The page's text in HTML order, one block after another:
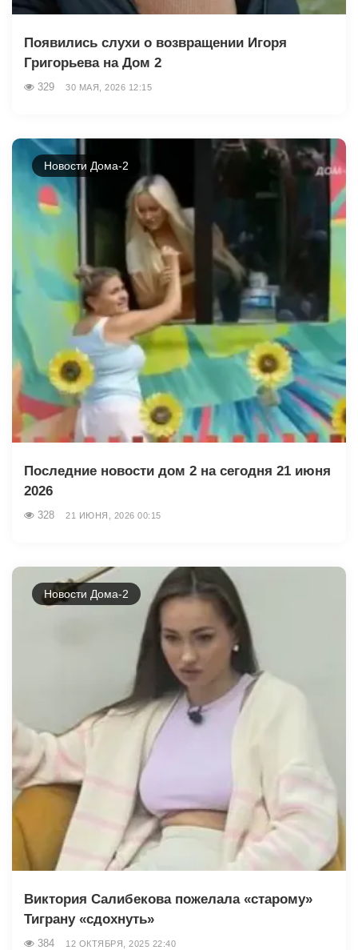
Появились слухи о возвращении Игоря
Григорьева на Дом 2
329 30 МАЯ, 2026 12:15
Новости Дома-2
Последние новости дом 2 на сегодня 21 июня
2026
328 21 ИЮНЯ, 2026 00:15
Новости Дома-2
Виктория Салибекова пожелала «старому»
Тиграну «сдохнуть»
384 12 ОКТЯБРЯ, 2025 22:40